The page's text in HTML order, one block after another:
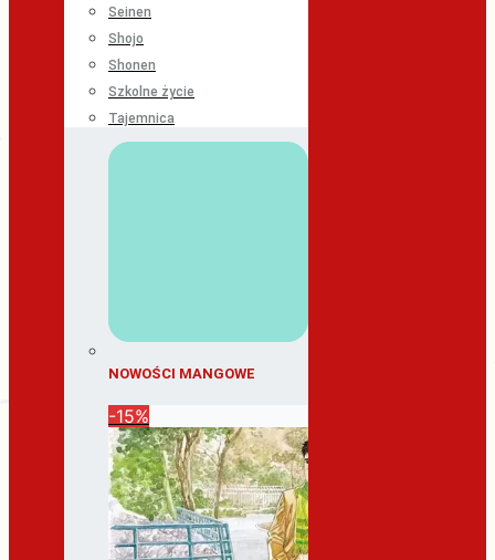
Seinen
Shojo
Shonen
Szkolne życie
Tajemnica
NOWOŚCI MANGOWE
-15%